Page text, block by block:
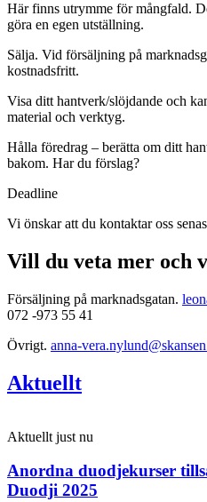
Här finns utrymme för mångfald.
göra en egen utställning.
Sälja. Vid försäljning på
kostnadsfritt.
Visa ditt hantverk/slöjdande och
material och verktyg.
Hålla föredrag – berätta om ditt
bakom. Har du förslag?
Deadline
Vi önskar att du kontaktar oss
Vill du veta mer och
Försäljning på marknadsgatan.
072 -973 55 41
Övrigt. anna-
Aktuellt
Aktuellt just nu
Anordna duodjekurser
Duodji 2025